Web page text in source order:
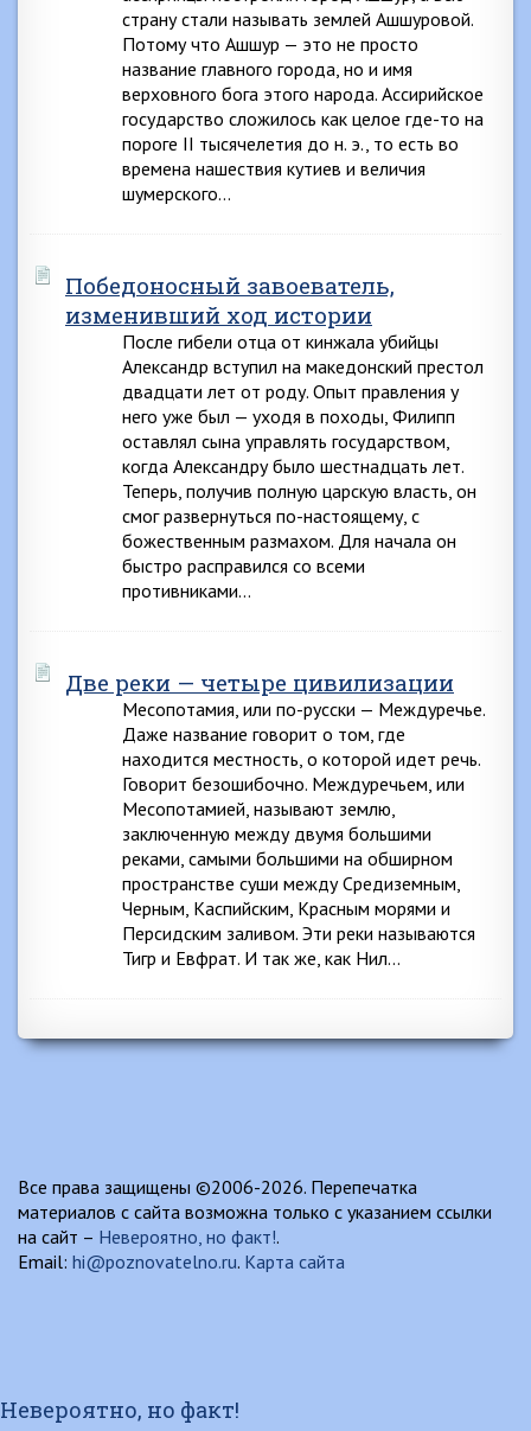
страну стали называть землей Ашшуровой.
Потому что Ашшур — это не просто
название главного города, но и имя
верховного бога этого народа. Ассирийское
государство сложилось как целое где-то на
пороге II тысячелетия до н. э., то есть во
времена нашествия кутиев и величия
шумерского…
Победоносный завоеватель,
изменивший ход истории
После гибели отца от кинжала убийцы
Александр вступил на македонский престол
двадцати лет от роду. Опыт правления у
него уже был — уходя в походы, Филипп
оставлял сына управлять государством,
когда Александру было шестнадцать лет.
Теперь, получив полную царскую власть, он
смог развернуться по-настоящему, с
божественным размахом. Для начала он
быстро расправился со всеми
противниками…
Две реки — четыре цивилизации
Месопотамия, или по-русски — Междуречье.
Даже название говорит о том, где
находится местность, о которой идет речь.
Говорит безошибочно. Междуречьем, или
Месопотамией, называют землю,
заключенную между двумя большими
реками, самыми большими на обширном
пространстве суши между Средиземным,
Черным, Каспийским, Красным морями и
Персидским заливом. Эти реки называются
Тигр и Евфрат. И так же, как Нил…
Все права защищены ©2006-2026. Перепечатка
материалов с сайта возможна только с указанием ссылки
на сайт – Невероятно, но факт!.
Email: hi@poznovatelno.ru. Карта сайта
Невероятно, но факт!